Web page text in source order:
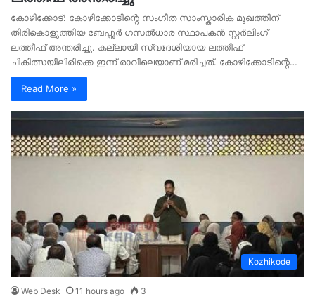
കോഴിക്കോട്: കോഴിക്കോടിന്റെ സംഗീത സാംസ്കാരിക മുഖത്തിന്
തിരികൊളുത്തിയ ബേപ്പൂർ ഗസൽധാര സ്ഥാപകൻ സ്റ്റർലിംഗ്
ലത്തീഫ് അന്തരിച്ചു. കല്ലായി സ്വദേശിയായ ലത്തീഫ്
ചികിത്സയിലിരിക്കെ ഇന്ന് രാവിലെയാണ് മരിച്ചത്. കോഴിക്കോടിന്റെ…
Read More »
Kozhikode
Web Desk 11 hours ago 3